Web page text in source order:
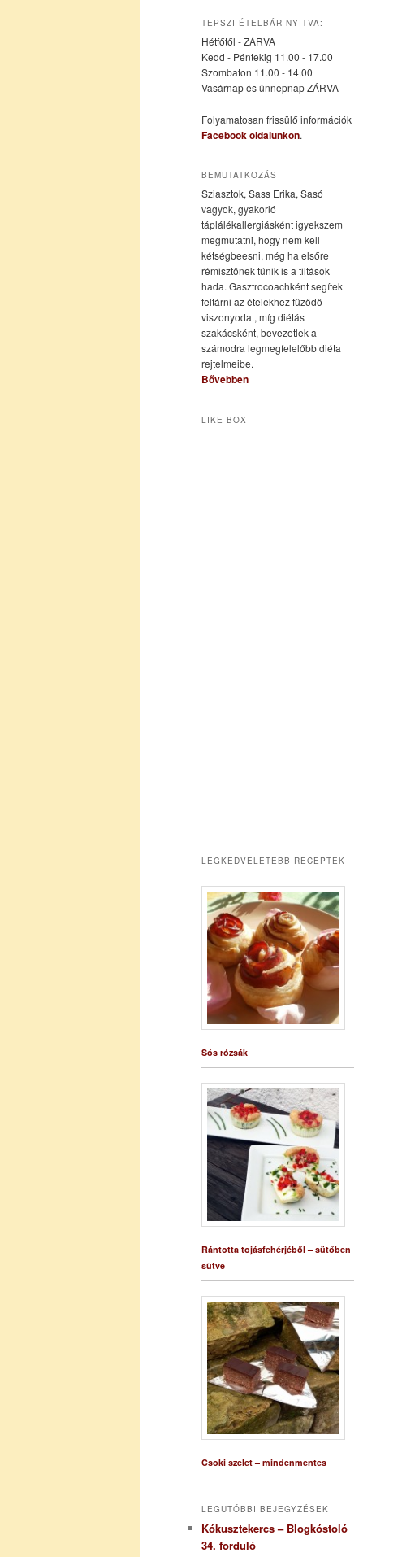
elsődleges
tartalomra
másodlagos
tartalomra
TEPSZI ÉTELBÁR NYITVA:
Hétfőtől - ZÁRVA
Kedd - Péntekig 11.00 - 17.00
Szombaton 11.00 - 14.00
Vasárnap és ünnepnap ZÁRVA
Folyamatosan frissülő információk
Facebook oldalunkon.
BEMUTATKOZÁS
Sziasztok, Sass Erika, Sasó
vagyok, gyakorló
táplálékallergiásként igyekszem
megmutatni, hogy nem kell
kétségbeesni, még ha elsőre
rémisztőnek tűnik is a tiltások
hada. Gasztrocoachként segítek
feltárni az ételekhez fűződő
viszonyodat, míg diétás
szakácsként, bevezetlek a
számodra legmegfelelőbb diéta
rejtelmeibe.
Bővebben
LIKE BOX
LEGKEDVELETEBB RECEPTEK
Sós rózsák
Rántotta tojásfehérjéből – sütőben
sütve
Csoki szelet – mindenmentes
LEGUTÓBBI BEJEGYZÉSEK
Kókusztekercs – Blogkóstoló
34. forduló